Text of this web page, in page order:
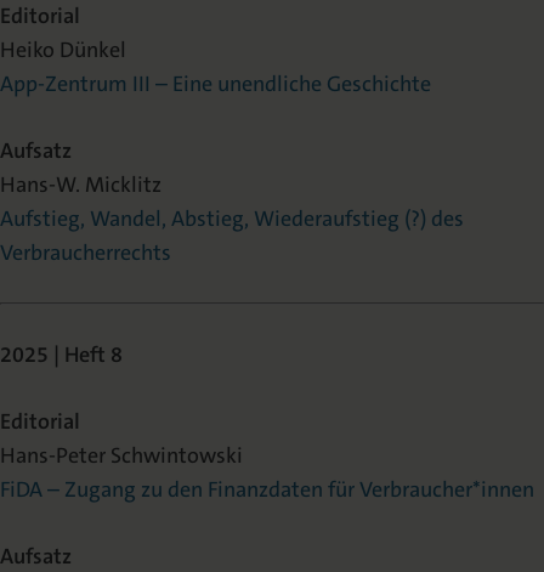
Editorial
Heiko Dünkel
App-Zentrum III – Eine unendliche Geschichte
Aufsatz
Hans-W. Micklitz
Aufstieg, Wandel, Abstieg, Wiederaufstieg (?) des
Verbraucherrechts
2025 | Heft 8
Editorial
Hans-Peter Schwintowski
FiDA – Zugang zu den Finanzdaten für Verbraucher*innen
Aufsatz